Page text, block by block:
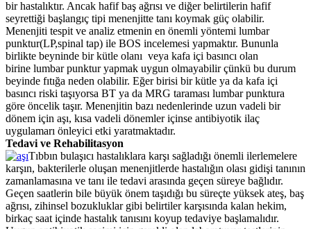
bir hastalıktır. Ancak hafif baş ağrısı ve diğer belirtilerin hafif
seyrettiği başlangıç tipi menenjitte tanı koymak güç olabilir.
Menenjiti tespit ve analiz etmenin en önemli yöntemi lumbar
punktur(LP,spinal tap) ile BOS incelemesi yapmaktır. Bununla
birlikte beyninde bir kütle olanı veya kafa içi basıncı olan
birine lumbar punktur yapmak uygun olmayabilir çünkü bu durum
beyinde fıtığa neden olabilir. Eğer birisi bir kütle ya da kafa içi
basıncı riski taşıyorsa BT ya da MRG taraması lumbar punktura
göre öncelik taşır. Menenjitin bazı nedenlerinde uzun vadeli bir
dönem için aşı, kısa vadeli dönemler içinse antibiyotik ilaç
uygulamarı önleyici etki yaratmaktadır.
Tedavi ve Rehabilitasyon
Tıbbın bulaşıcı hastalıklara karşı sağla­dığı önemli ilerlemelere
karşın, bakteri­lerle oluşan menenjitlerde hastalığın olası gidişi tanının
zamanlamasına ve tanı ile tedavi arasında geçen süreye bağlıdır.
Geçen saatlerin bile büyük önem taşıdığı bu süreçte yüksek ateş, baş
ağrısı, zihinsel bozukluklar gibi be­lirtiler karşısında kalan hekim,
birkaç saat içinde hastalık tanısını koyup teda­viye başlamalıdır.